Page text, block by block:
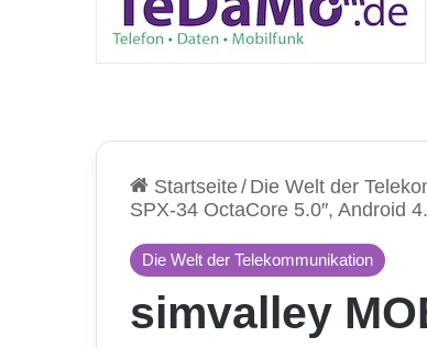
Startseite/ Die Welt der
SPX-34 OctaCore 5.0″, Android
Die Welt der Telekommunikation
simvalley